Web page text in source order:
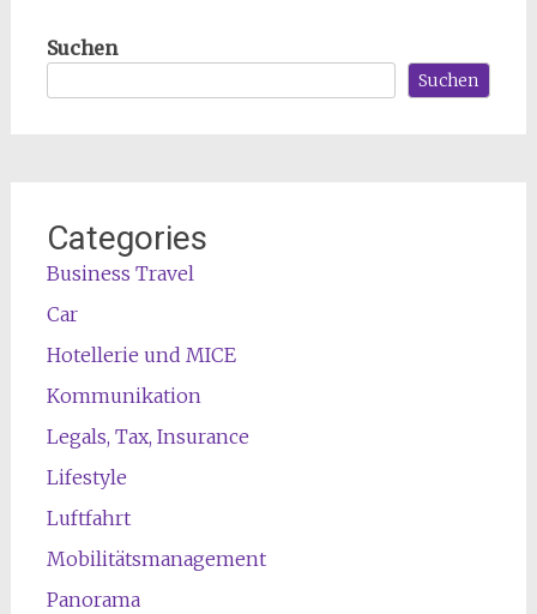
Suchen
Suchen
Categories
Business Travel
Car
Hotellerie und MICE
Kommunikation
Legals, Tax, Insurance
Lifestyle
Luftfahrt
Mobilitätsmanagement
Panorama